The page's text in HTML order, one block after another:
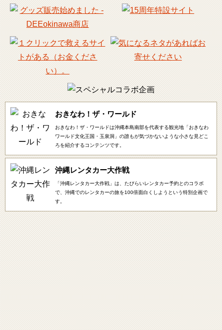
おきなわ！ザ・ワールド
おきなわ！ザ・ワールドは沖縄本島南部を代表する観光地「おきなわ
ワールド文化王国・玉泉洞」の誰もが気づかないような小さな見どこ
ろを紹介するコンテンツです。
沖縄レンタカー大作戦
「沖縄レンタカー大作戦」は、たびらいレンタカー予約とのコラボ
で、沖縄でのレンタカーの旅を100倍面白くしようという特別企画で
す。